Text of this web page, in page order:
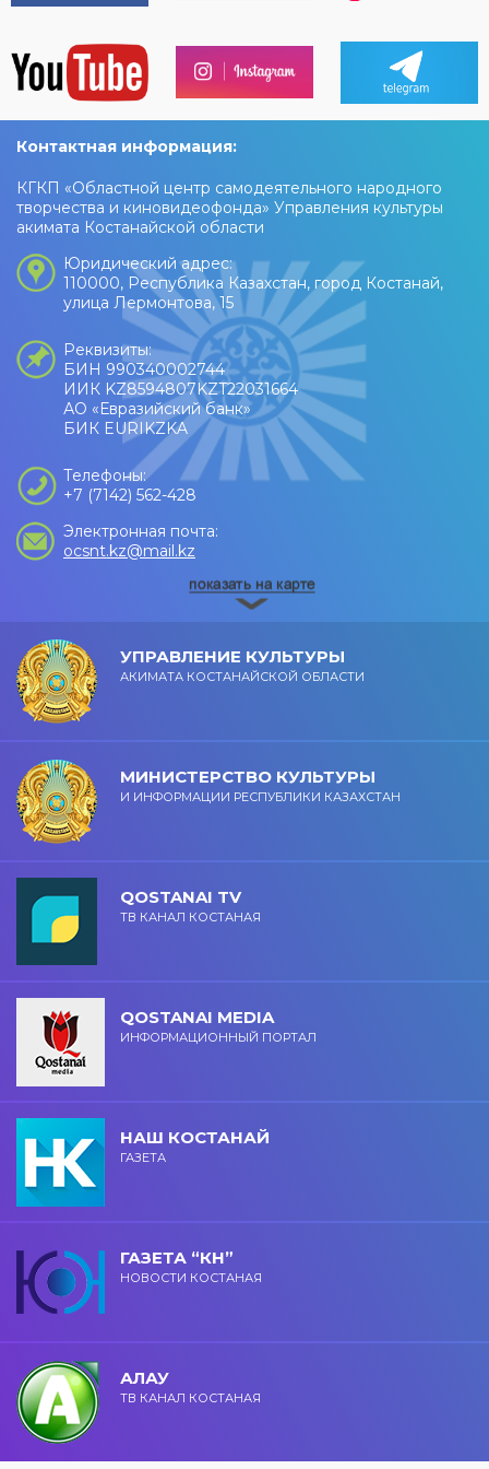
Контактная информация:
КГКП «Областной центр самодеятельного народного
творчества и киновидеофонда» Управления культуры
акимата Костанайской области
Юридический адрес:
110000, Республика Казахстан, город Костанай,
улица Лермонтова, 15
Реквизиты:
БИН 990340002744
ИИК KZ8594807KZT22031664
АО «Евразийский банк»
БИК EURIKZKA
Телефоны:
+7 (7142) 562-428
Электронная почта:
ocsnt.kz@mail.kz
УПРАВЛЕНИЕ КУЛЬТУРЫ
АКИМАТА КОСТАНАЙСКОЙ ОБЛАСТИ
МИНИСТЕРСТВО КУЛЬТУРЫ
И ИНФОРМАЦИИ РЕСПУБЛИКИ КАЗАХСТАН
QOSTANAI TV
ТВ КАНАЛ КОСТАНАЯ
QOSTANAI MEDIA
ИНФОРМАЦИОННЫЙ ПОРТАЛ
НАШ КОСТАНАЙ
ГАЗЕТА
ГАЗЕТА “КН”
НОВОСТИ КОСТАНАЯ
АЛАУ
ТВ КАНАЛ КОСТАНАЯ